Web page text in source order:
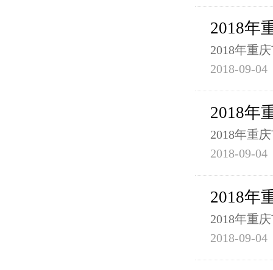
2018年
2018年重
2018-09-04
2018年
2018年重
2018-09-04
2018年
2018年重
2018-09-04